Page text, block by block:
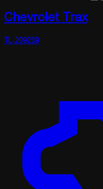
Chevrolet Trax
TL-209239